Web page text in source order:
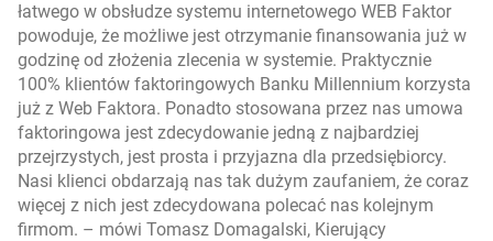
łatwego w obsłudze systemu internetowego WEB Faktor
powoduje, że możliwe jest otrzymanie finansowania już w
godzinę od złożenia zlecenia w systemie. Praktycznie
100% klientów faktoringowych Banku Millennium korzysta
już z Web Faktora. Ponadto stosowana przez nas umowa
faktoringowa jest zdecydowanie jedną z najbardziej
przejrzystych, jest prosta i przyjazna dla przedsiębiorcy.
Nasi klienci obdarzają nas tak dużym zaufaniem, że coraz
więcej z nich jest zdecydowana polecać nas kolejnym
firmom. – mówi Tomasz Domagalski, Kierujący